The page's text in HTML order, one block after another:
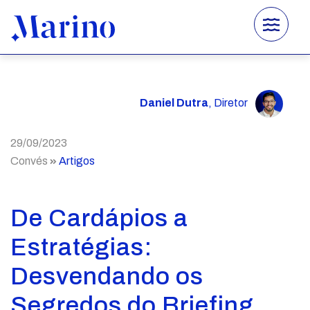
Projetos
Contato
Instagram
Facebook
WhatsApp
Daniel Dutra, Diretor
29/09/2023
Convés
Artigos
De Cardápios a
Estratégias:
Desvendando os